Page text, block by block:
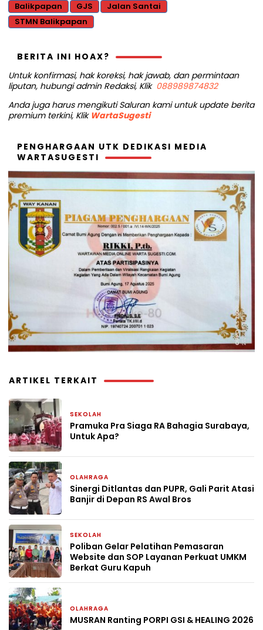
Balikpapan GJS
Jalan Santai
STMN Balikpapan
BERITA INI HOAX?
Untuk konfirmasi, hak koreksi, hak jawab, dan permintaan
liputan, hubungi admin Redaksi, Klik 088989874832
Anda juga harus mengikuti Saluran kami untuk update berita
premium terkini, Klik WartaSugesti
PENGHARGAAN UTK DEDIKASI MEDIA
WARTASUGESTI
ARTIKEL TERKAIT
SEKOLAH
Pramuka Pra Siaga RA Bahagia Surabaya,
Untuk Apa?
OLAHRAGA
Sinergi Ditlantas dan PUPR, Gali Parit Atasi
Banjir di Depan RS Awal Bros
SEKOLAH
Poliban Gelar Pelatihan Pemasaran
Website dan SOP Layanan Perkuat UMKM
Berkat Guru Kapuh
OLAHRAGA
MUSRAN Ranting PORPI GSI & HEALING 2026